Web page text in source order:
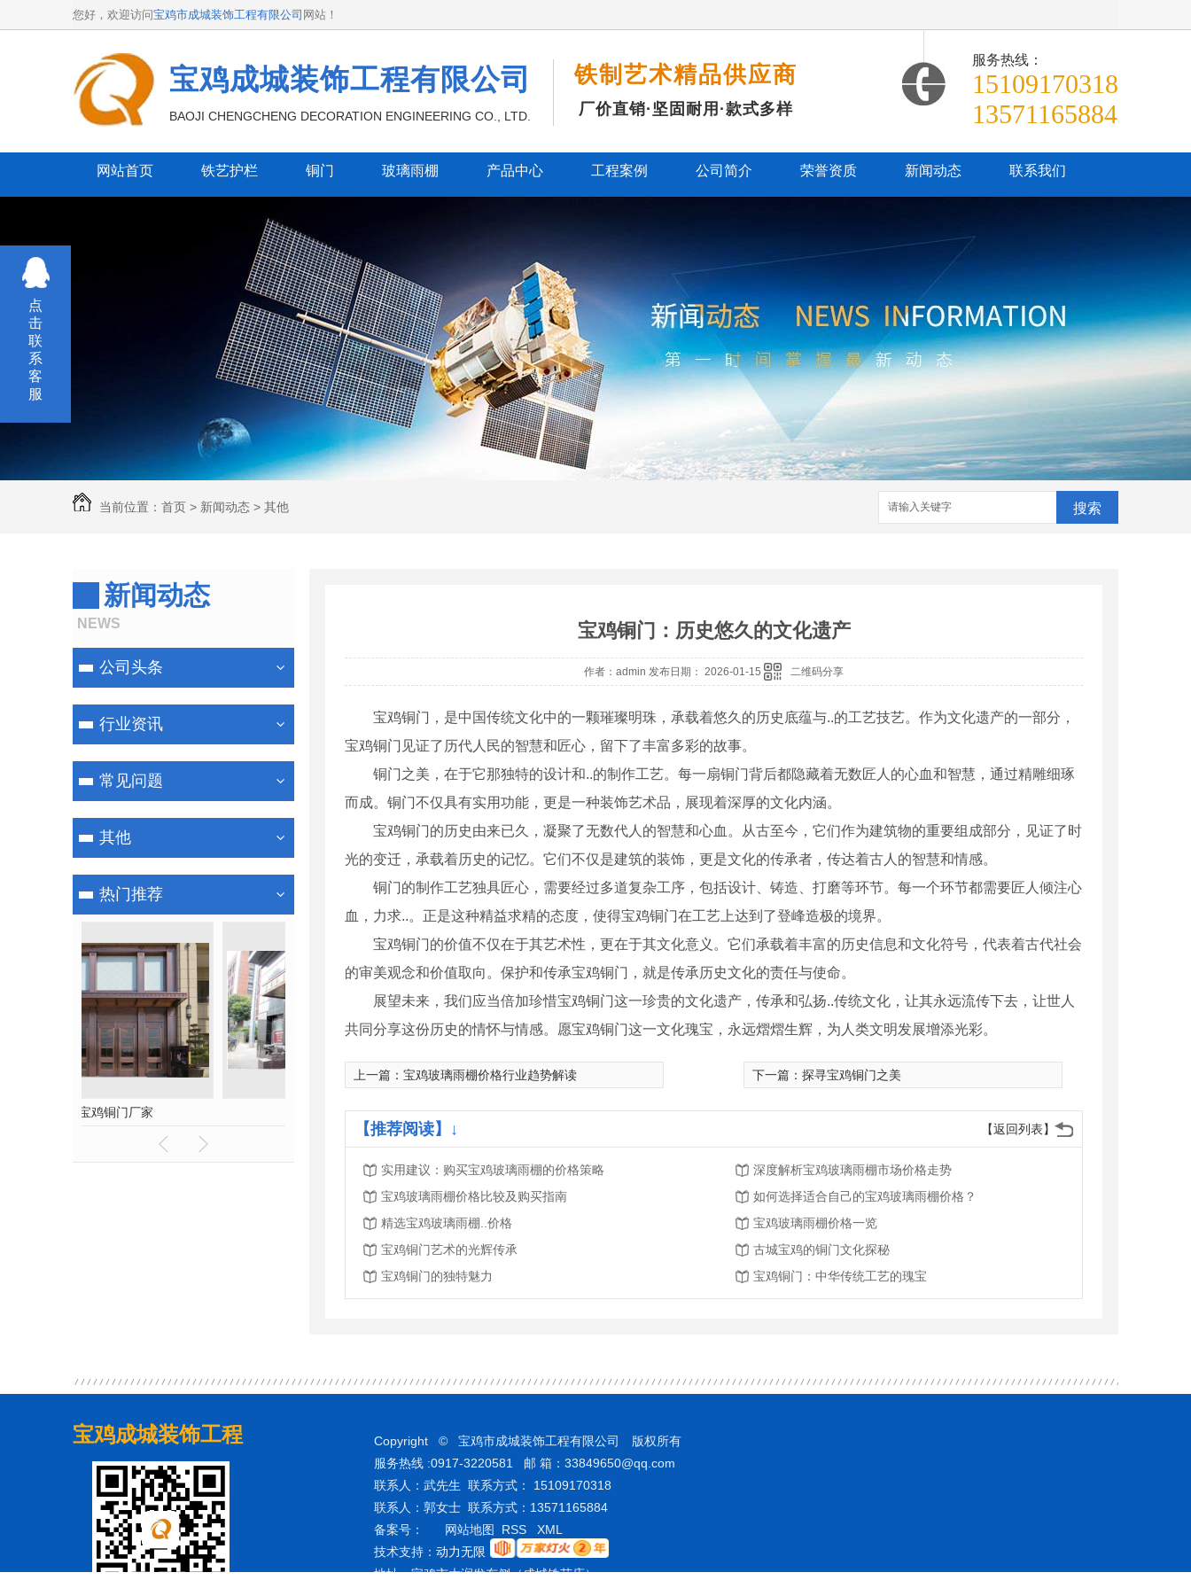
您好，欢迎访问宝鸡市成城装饰工程有限公司 网站！
宝鸡成城装饰工程有限公司
BAOJI CHENGCHENG DECORATION ENGINEERING CO., LTD.
铁制艺术精品供应商
厂价直销·坚固耐用·款式多样
服务热线：
15109170318
13571165884
网站首页 铁艺护栏 铜门 玻璃雨棚 产品中心 工程案例 公司简介 荣誉资质 新闻动态 联系我们
当前位置： 首页 > 新闻动态 > 其他 搜索
新闻动态
NEWS
公司头条
行业资讯
常见问题
其他
热门推荐
铁艺护栏厂家
宝鸡铜门：历史悠久的文化遗产
作者：admin 发布日期： 2026-01-15 二维码分享
宝鸡铜门，是中国传统文化中的一颗璀璨明珠，承载着悠久的历史底蕴与..的工艺技艺。作为文化遗产的一部分，
宝鸡铜门见证了历代人民的智慧和匠心，留下了丰富多彩的故事。
铜门之美，在于它那独特的设计和..的制作工艺。每一扇铜门背后都隐藏着无数匠人的心血和智慧，通过精雕细琢
而成。铜门不仅具有实用功能，更是一种装饰艺术品，展现着深厚的文化内涵。
宝鸡铜门的历史由来已久，凝聚了无数代人的智慧和心血。从古至今，它们作为建筑物的重要组成部分，见证了时
光的变迁，承载着历史的记忆。它们不仅是建筑的装饰，更是文化的传承者，传达着古人的智慧和情感。
铜门的制作工艺独具匠心，需要经过多道复杂工序，包括设计、铸造、打磨等环节。每一个环节都需要匠人倾注心
血，力求..。正是这种精益求精的态度，使得宝鸡铜门在工艺上达到了登峰造极的境界。
宝鸡铜门的价值不仅在于其艺术性，更在于其文化意义。它们承载着丰富的历史信息和文化符号，代表着古代社会
的审美观念和价值取向。保护和传承宝鸡铜门，就是传承历史文化的责任与使命。
展望未来，我们应当倍加珍惜宝鸡铜门这一珍贵的文化遗产，传承和弘扬..传统文化，让其永远流传下去，让世人
共同分享这份历史的情怀与情感。愿宝鸡铜门这一文化瑰宝，永远熠熠生辉，为人类文明发展增添光彩。
上一篇： 宝鸡玻璃雨棚价格行业趋势解读 下一篇： 探寻宝鸡铜门之美
【返回列表】
【推荐阅读】↓
实用建议：购买宝鸡玻璃雨棚的价格策略
深度解析宝鸡玻璃雨棚市场价格走势
宝鸡玻璃雨棚价格比较及购买指南
如何选择适合自己的宝鸡玻璃雨棚价格？
精选宝鸡玻璃雨棚..价格
宝鸡玻璃雨棚价格一览
宝鸡铜门艺术的光辉传承
古城宝鸡的铜门文化探秘
宝鸡铜门的独特魅力
宝鸡铜门：中华传统工艺的瑰宝
宝鸡成城装饰工程
Copyright © 宝鸡市成城装饰工程有限公司 版权所有
服务热线 :0917-3220581 邮 箱：33849650@qq.com
联系人：武先生 联系方式： 15109170318
联系人：郭女士 联系方式：13571165884
备案号：
网站地图 RSS
XML
技术支持： 动力无限
地址：宝鸡市大润发东侧（成城铁艺店）
点
击
联
系
客
服